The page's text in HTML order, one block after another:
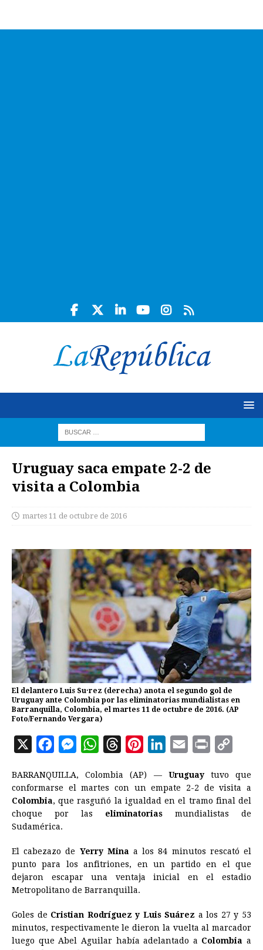
Uruguay saca empate 2-2 de
visita a Colombia
martes 11 de octubre de 2016
El delantero Luis Su·rez (derecha) anota el segundo gol de
Uruguay ante Colombia por las eliminatorias mundialistas en
Barranquilla, Colombia, el martes 11 de octubre de 2016. (AP
Foto/Fernando Vergara)
X
c
e
b
o
o
k
M
s
s
e
g
e
W
a
t
p
p
r
e
a
s
n
t
e
e
s
n
k
I
n
a
i
l
i
n
t
p
y
n
k
BARRANQUILLA, Colombia (AP) — Uruguaytuvo que
conformarse el martes con un empate 2-2 de visita a
Colombia, que rasguñó la igualdad en el tramo final del
choque por las eliminatorias mundialistas de
Sudamérica.
El cabezazo de Yerry Mina a los 84 minutos rescató el
punto para los anfitriones, en un partido en el que
dejaron escapar una ventaja inicial en el estadio
Metropolitano de Barranquilla.
Goles de Cristian Rodríguez y Luis Suárez a los 27 y 53
minutos, respectivamente le dieron la vuelta al marcador
luego que Abel Aguilar había adelantado a Colombia a